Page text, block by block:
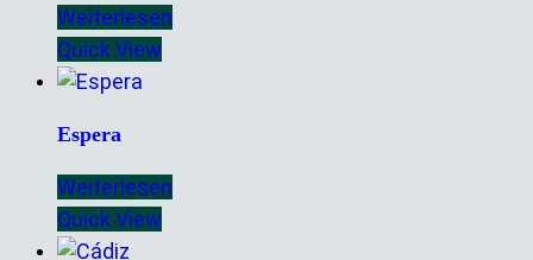
Weiterlesen
Quick View
Espera
Weiterlesen
Quick View